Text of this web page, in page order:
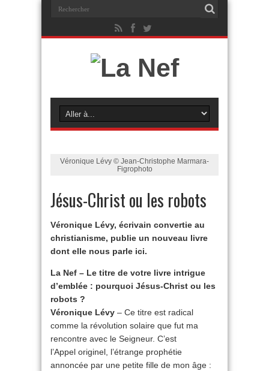
Véronique Lévy © Jean-Christophe Marmara-
Figrophoto
Jésus-Christ ou les robots
Véronique Lévy, écrivain convertie au
christianisme, publie un nouveau livre
dont elle nous parle ici.
La Nef – Le titre de votre livre intrigue
d’emblée : pourquoi Jésus-Christ ou les
robots ?
Véronique Lévy – Ce titre est radical
comme la révolution solaire que fut ma
rencontre avec le Seigneur. C’est
l’Appel originel, l’étrange prophétie
annoncée par une petite fille de mon âge :